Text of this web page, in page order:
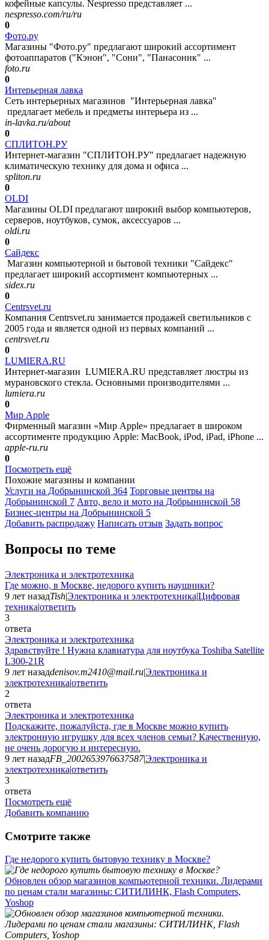
кофейные капсулы. Nespresso представляет ...
nespresso.com/ru/ru
0
Фото.ру
Магазины "Фото.ру" предлагают широкий ассортимент
фотоаппаратов ("Кэнон", "Сони", "Панасоник" ...
foto.ru
0
Интерьерная лавка
Сеть интерьерных магазинов "Интерьерная лавка"
предлагает мебель и предметы интерьера из ...
in-lavka.ru/about
0
СПЛИТОН.РУ
Интернет-магазин "СПЛИТОН.РУ" предлагает надежную
климатическую технику для дома и офиса ...
spliton.ru
0
OLDI
Магазины OLDI предлагают широкий выбор компьютеров,
серверов, ноутбуков, сумок, аксессуаров ...
oldi.ru
0
Сайдекс
Магазин компьютерной и бытовой техники "Сайдекс"
предлагает широкий ассортимент компьютерных ...
sidex.ru
0
Centrsvet.ru
Компания Centrsvet.ru занимается продажей светильников с
2005 года и является одной из первых компаний ...
centrsvet.ru
0
LUMIERA.RU
Интернет-магазин LUMIERA.RU представляет люстры из
мурановского стекла. Основными производителями ...
lumiera.ru
0
Мир Apple
Фирменный магазин «Мир Apple» предлагает в широком
ассортименте продукцию Apple: MacBook, iPod, iPad, iPhone ...
apple-ru.ru
0
Посмотреть ещё
Похожие магазины и компании
Услуги на Добрынинской 364 Торговые центры на
Добрынинской 7 Авто, вело и мото на Добрынинской 58
Бизнес-центры на Добрынинской 5
Добавить раcпродажу Написать отзыв Задать вопрос
Вопросы по теме
Электроника и электротехника
Где можно, в Москве, недорого купить наушники?
9 лет назадTish|Электроника и электротехника|Цифровая
техника|ответить
3
ответа
Электроника и электротехника
Здравствуйте ! Нужна клавиатура для ноутбука Toshiba Satellite
L300-21R
9 лет назадdenisov.m2410@mail.ru|Электроника и
электротехника|ответить
2
ответа
Электроника и электротехника
Подскажите, пожалуйста, где в Москве можно купить
электронную игрушку для всех членов семьи? Качественную,
не очень дорогую и интересную.
9 лет назадFB_2002653976637587|Электроника и
электротехника|ответить
3
ответа
Посмотреть ещё
Добавить компанию
Смотрите также
Где недорого купить бытовую технику в Москве?
Обновлен обзор магазинов компьютерной техники. Лидерами
по ценам стали магазины: СИТИЛИНК, Flash Computers,
Yoshop